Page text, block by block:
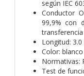
según IEC
Conductor
99,9% con
Longitud:
Color: blanco
Normativas:
Test de